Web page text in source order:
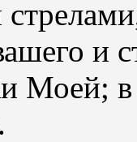
и
Моей; в